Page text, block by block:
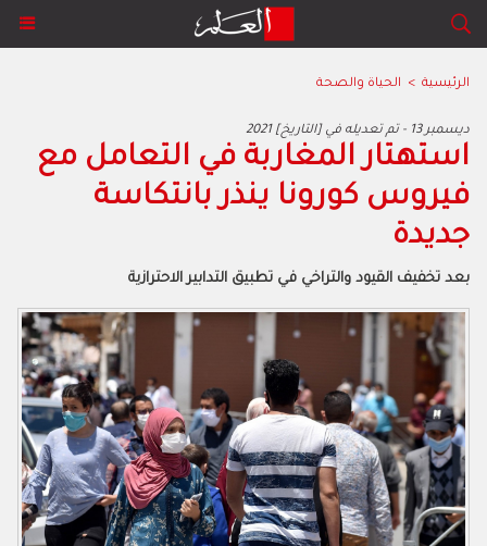
الرئيسية > الحياة والصحة
2021 ديسمبر 13 - تم تعديله في [التاريخ]
‬جديدة
بعد‭ ‬تخفيف‭ ‬القيود‭ ‬والتراخي‭ ‬في‭ ‬تطبيق‭ ‬التدابير‭ ‬الاحترازية